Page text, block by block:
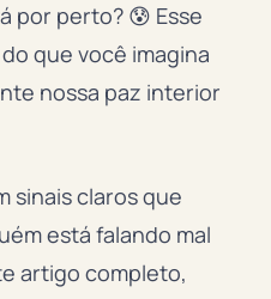
por perto? 😰 Esse
que você imagina
nossa paz interior
sinais claros que
está falando mal
artigo completo,